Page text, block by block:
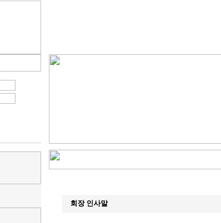
회장 인사말